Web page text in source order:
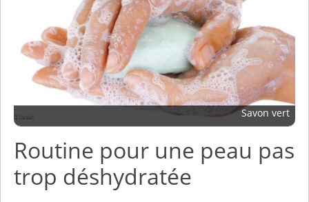
Savon vert
Routine pour une peau pas
trop déshydratée